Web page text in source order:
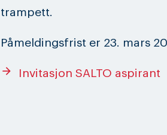
trampett.
Påmeldingsfrist er 23. mars
arrow_forward Invitasjon SALTO aspirant